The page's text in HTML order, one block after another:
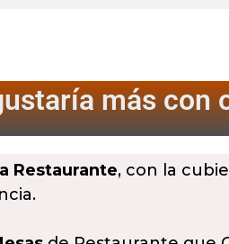
más con
Restaurante, con la